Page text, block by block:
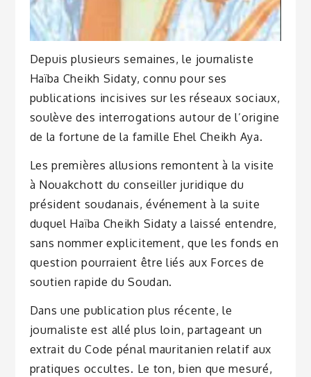
Depuis plusieurs semaines, le journaliste
Haïba Cheikh Sidaty, connu pour ses
publications incisives sur les réseaux sociaux,
soulève des interrogations autour de l’origine
de la fortune de la famille Ehel Cheikh Aya.
Les premières allusions remontent à la visite
à Nouakchott du conseiller juridique du
président soudanais, événement à la suite
duquel Haïba Cheikh Sidaty a laissé entendre,
sans nommer explicitement, que les fonds en
question pourraient être liés aux Forces de
soutien rapide du Soudan.
Dans une publication plus récente, le
journaliste est allé plus loin, partageant un
extrait du Code pénal mauritanien relatif aux
pratiques occultes. Le ton, bien que mesuré,